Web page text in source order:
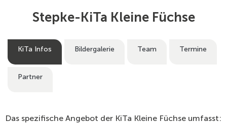
Stepke-KiTa Kleine Füchse
KiTa Infos Bildergalerie Team Termine
Partner
Das spezifische Angebot der KiTa Kleine Füchse umfasst: